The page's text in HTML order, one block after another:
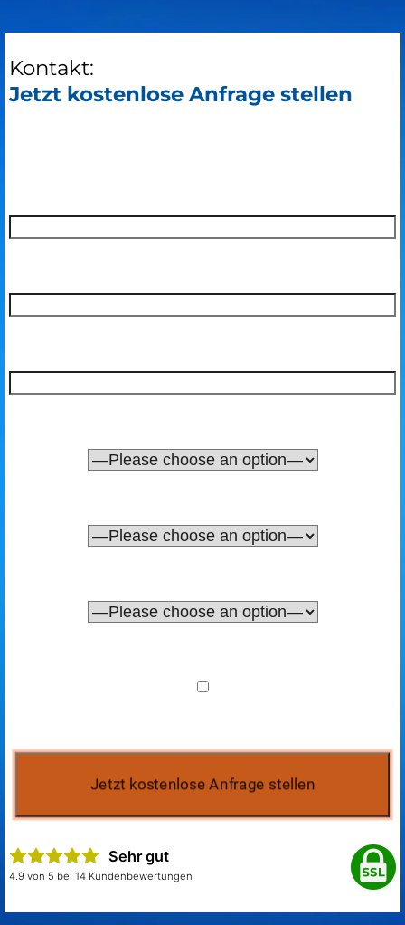
Kontakt:
Jetzt kostenlose Anfrage stellen
Sehr gut
4.9 von 5 bei 14 Kundenbewertungen